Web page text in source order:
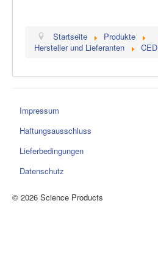
Startseite
Produkte
Hersteller und Lieferanten
CED
Impressum
Haftungsausschluss
Lieferbedingungen
Datenschutz
© 2026 Science Products